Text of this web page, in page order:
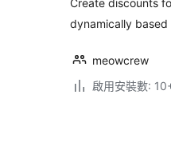
Create discounts
dynamically
meowcrew
啟用安裝數: